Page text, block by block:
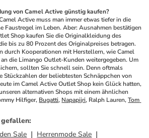
von Camel Active günstig kaufen?
Faustregel im Leben. Aber: Ausnahmen bestätigen
Shop kaufen Sie die Originalkleidung des
bis zu 80 Prozent des Originalpreises betragen.
durch Kooperationen mit Herstellern, wie Camel
die Limango Outlet-Kunden weitergegeben. Um
sollten Sie schnell sein. Denn oftmals
Stückzahlen der beliebtesten Schnäppchen von
im Camel Active Outlet Shop kein Glück hatten,
alternativen Shops mit einem ähnlichen
Hilfiger, Bugatti, Napapijri, Ralph Lauren, Tom
gefallen:
Sale
Herrenmode Sale